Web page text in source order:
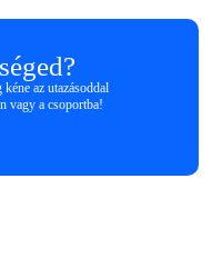
az utazásoddal
vagy a csoportba!